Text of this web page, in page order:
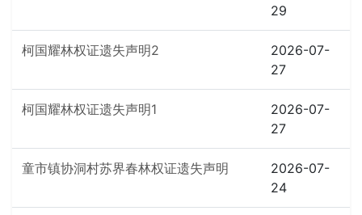
29
柯国耀林权证遗失声明2
2026-07-
27
柯国耀林权证遗失声明1
2026-07-
27
童市镇协洞村苏界春林权证遗失声明
2026-07-
24